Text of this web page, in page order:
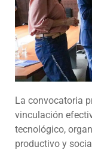
La convocatoria
vinculación
tecnológico,
productivo y